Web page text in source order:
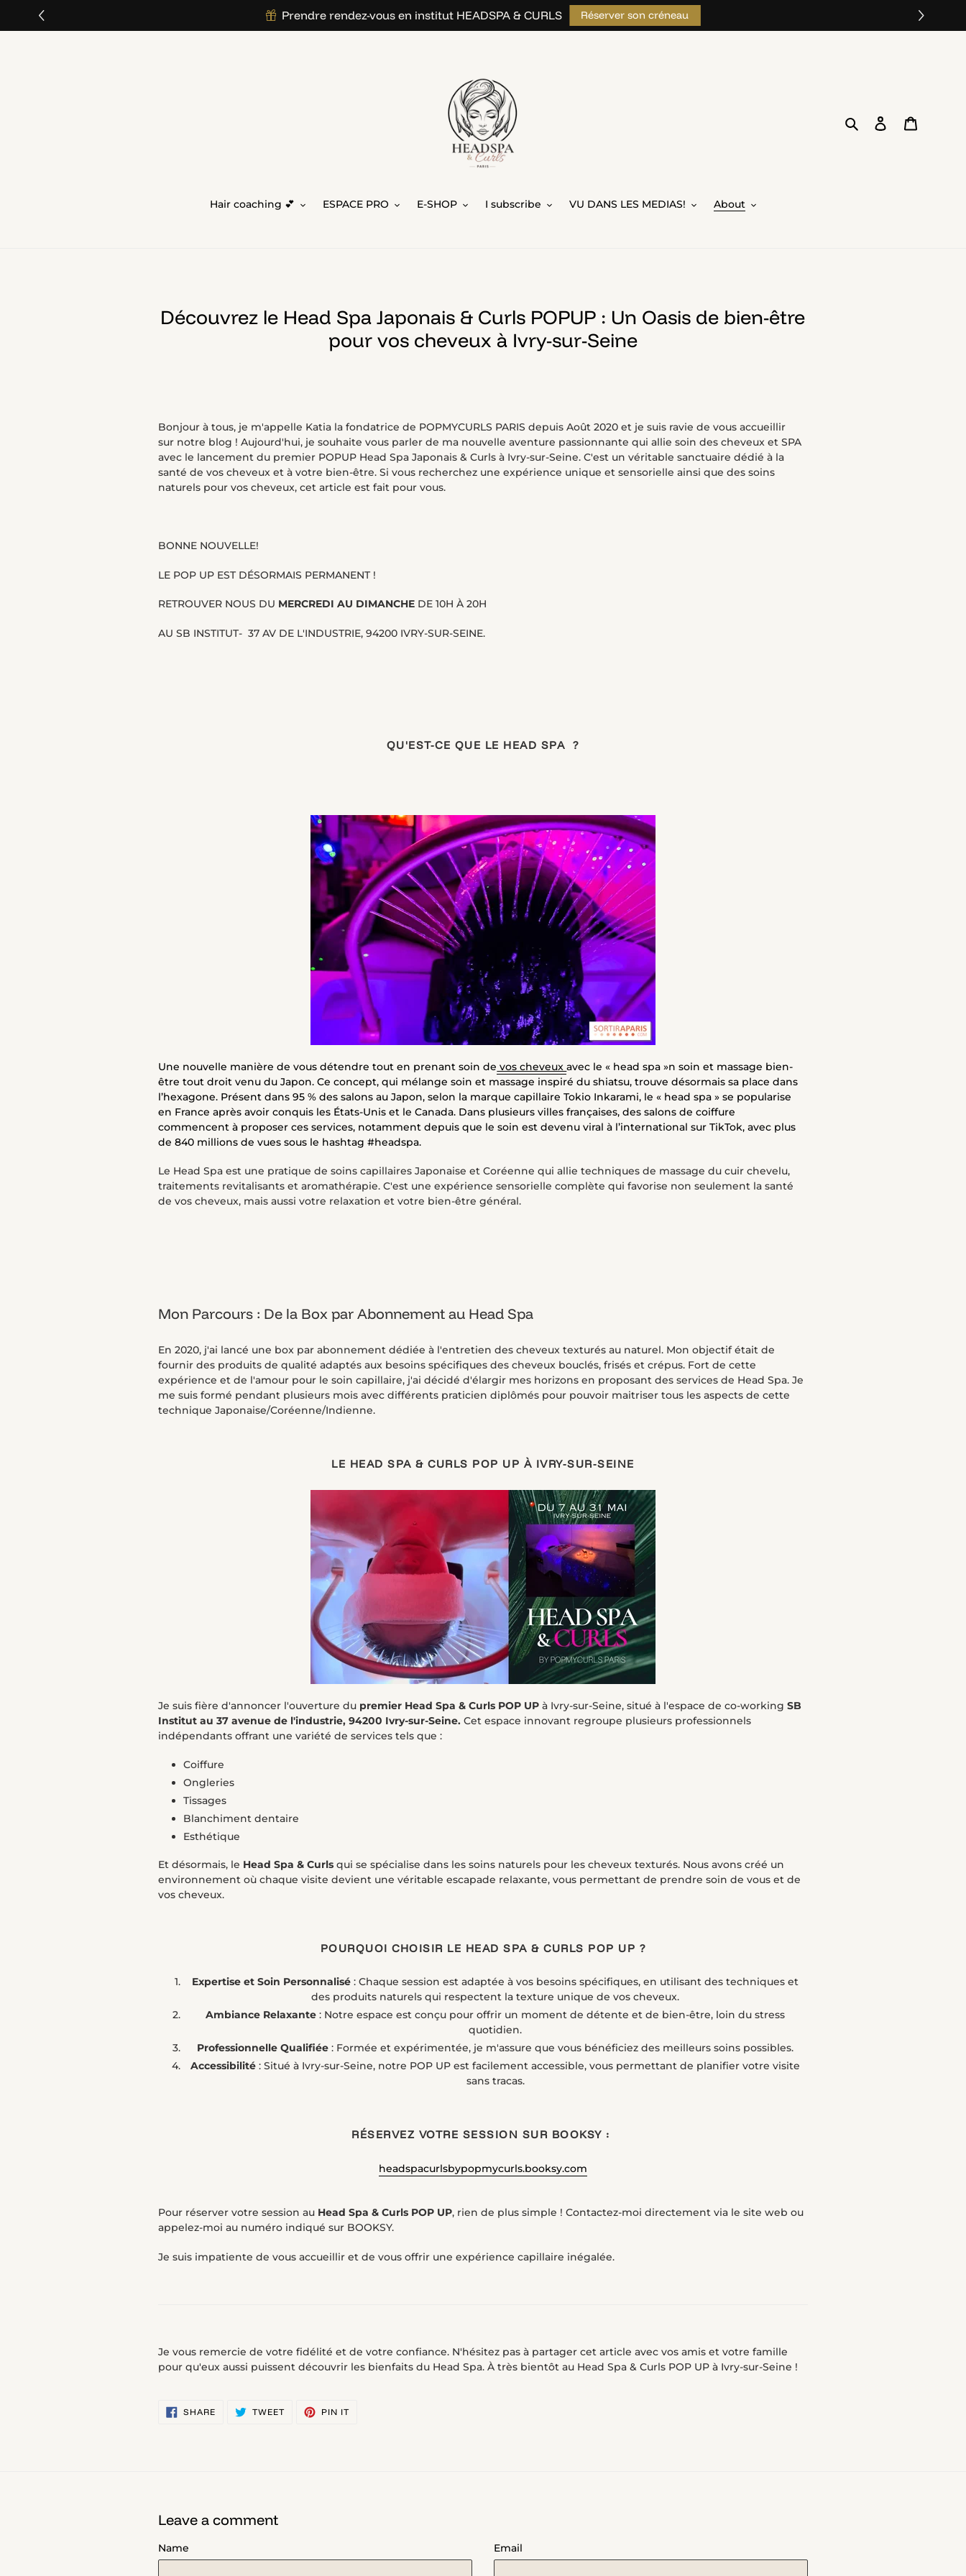
Prendre rendez-vous en institut HEADSPA & CURLS Réserver son créneau
Search Log in
Hair coaching 💕 ESPACE PRO E-SHOP I subscribe VU DANS LES MEDIAS! About
Découvrez le Head Spa Japonais & Curls POPUP : Un Oasis de bien-être
pour vos cheveux à Ivry-sur-Seine
Bonjour à tous, je m'appelle Katia la fondatrice de POPMYCURLS PARIS depuis Août 2020 et je suis ravie de vous accueillir
sur notre blog ! Aujourd'hui, je souhaite vous parler de ma nouvelle aventure passionnante qui allie soin des cheveux et SPA
avec le lancement du premier POPUP Head Spa Japonais & Curls à Ivry-sur-Seine. C'est un véritable sanctuaire dédié à la
santé de vos cheveux et à votre bien-être. Si vous recherchez une expérience unique et sensorielle ainsi que des soins
naturels pour vos cheveux, cet article est fait pour vous.
BONNE NOUVELLE!
LE POP UP EST DÉSORMAIS PERMANENT !
RETROUVER NOUS DU MERCREDI AU DIMANCHE DE 10H À 20H
AU SB INSTITUT- 37 AV DE L'INDUSTRIE, 94200 IVRY-SUR-SEINE.
QU'EST-CE QUE LE HEAD SPA ?
Une nouvelle manière de vous détendre tout en prenant soin de vos cheveuxavec le « head spa »n soin et massage bien-
être tout droit venu du Japon. Ce concept, qui mélange soin et massage inspiré du shiatsu, trouve désormais sa place dans
l’hexagone. Présent dans 95 % des salons au Japon, selon la marque capillaire Tokio Inkarami, le « head spa » se popularise
en France après avoir conquis les États-Unis et le Canada. Dans plusieurs villes françaises, des salons de coiffure
commencent à proposer ces services, notamment depuis que le soin est devenu viral à l’international sur TikTok, avec plus
de 840 millions de vues sous le hashtag #headspa.
Le Head Spa est une pratique de soins capillaires Japonaise et Coréenne qui allie techniques de massage du cuir chevelu,
traitements revitalisants et aromathérapie. C'est une expérience sensorielle complète qui favorise non seulement la santé
de vos cheveux, mais aussi votre relaxation et votre bien-être général.
Mon Parcours : De la Box par Abonnement au Head Spa
En 2020, j'ai lancé une box par abonnement dédiée à l'entretien des cheveux texturés au naturel. Mon objectif était de
fournir des produits de qualité adaptés aux besoins spécifiques des cheveux bouclés, frisés et crépus. Fort de cette
expérience et de l'amour pour le soin capillaire, j'ai décidé d'élargir mes horizons en proposant des services de Head Spa. Je
me suis formé pendant plusieurs mois avec différents praticien diplômés pour pouvoir maitriser tous les aspects de cette
technique Japonaise/Coréenne/Indienne.
LE HEAD SPA & CURLS POP UP À IVRY-SUR-SEINE
Je suis fière d'annoncer l'ouverture du premier Head Spa & Curls POP UP à Ivry-sur-Seine, situé à l'espace de co-workingSB
Institut au 37 avenue de l'industrie, 94200 Ivry-sur-Seine. Cet espace innovant regroupe plusieurs professionnels
indépendants offrant une variété de services tels que :
Coiffure
Ongleries
Tissages
Blanchiment dentaire
Esthétique
Et désormais, le Head Spa & Curls qui se spécialise dans les soins naturels pour les cheveux texturés. Nous avons créé un
environnement où chaque visite devient une véritable escapade relaxante, vous permettant de prendre soin de vous et de
vos cheveux.
POURQUOI CHOISIR LE HEAD SPA & CURLS POP UP ?
Expertise et Soin Personnalisé : Chaque session est adaptée à vos besoins spécifiques, en utilisant des techniques et
des produits naturels qui respectent la texture unique de vos cheveux.
Ambiance Relaxante : Notre espace est conçu pour offrir un moment de détente et de bien-être, loin du stress
quotidien.
Professionnelle Qualifiée : Formée et expérimentée, je m'assure que vous bénéficiez des meilleurs soins possibles.
Accessibilité : Situé à Ivry-sur-Seine, notre POP UP est facilement accessible, vous permettant de planifier votre visite
sans tracas.
RÉSERVEZ VOTRE SESSION SUR BOOKSY :
headspacurlsbypopmycurls.booksy.com
Pour réserver votre session au Head Spa & Curls POP UP, rien de plus simple ! Contactez-moi directement via le site web ou
appelez-moi au numéro indiqué sur BOOKSY.
Je suis impatiente de vous accueillir et de vous offrir une expérience capillaire inégalée.
Je vous remercie de votre fidélité et de votre confiance. N'hésitez pas à partager cet article avec vos amis et votre famille
pour qu'eux aussi puissent découvrir les bienfaits du Head Spa. À très bientôt au Head Spa & Curls POP UP à Ivry-sur-Seine !
SHARE SHARE TWEETTWEET PIN ITPIN
Leave a comment
Name Email